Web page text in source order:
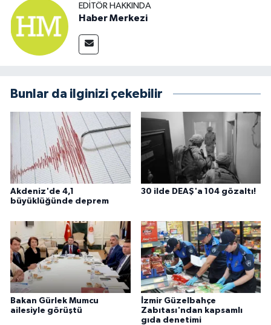
EDITÖR HAKKINDA
Haber Merkezi
Bunlar da ilginizi çekebilir
Akdeniz'de 4,1
büyüklüğünde deprem
30 ilde DEAŞ'a 104 gözaltı!
Bakan Gürlek Mumcu
ailesiyle görüştü
İzmir Güzelbahçe
Zabıtası'ndan kapsamlı
gıda denetimi